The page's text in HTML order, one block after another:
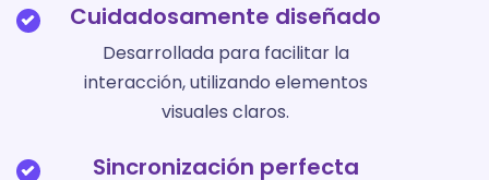
Cuidadosamente diseñado
Desarrollada para facilitar la
interacción, utilizando elementos
visuales claros.
Sincronización perfecta